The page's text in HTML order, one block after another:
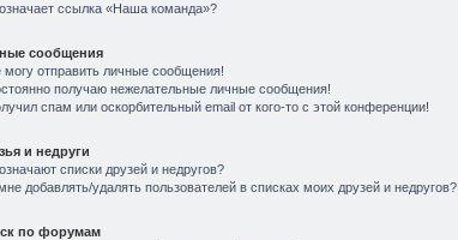
ссылка «Наша команда»?
сообщения
могу отправить личные сообщения!
получаю нежелательные личные сообщения!
спам или оскорбительный email от кого-то с этой конференции!
и недруги
списки друзей и недругов?
добавлять/удалять пользователей в списках моих друзей и недругов?
по форумам